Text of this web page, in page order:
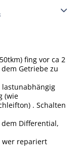
fing vor ca 2
Getriebe zu
lastunabhängig
(wie
. Schalten
Differential,
wer repariert